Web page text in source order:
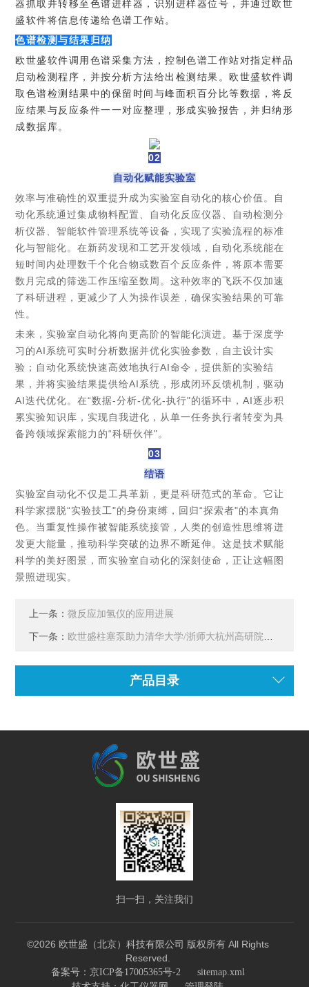
器抓取并转移至色谱进样器，识别进样器位号，并通过欧世
盛软件将信息传递给色谱工作站。
色谱检测与结果归纳
欧世盛软件调用色谱采集方法，控制色谱工作站对指定样品
启动检测程序，并按分析方法给出检测结果。欧世盛软件调
取色谱检测结果中的保留时间与峰面积百分比等数据，将反
应结果与反应条件一一对应整理，形成实验报告，并归纳形
成数据库。
02
自动化赋能实验室
效率与准确性的双重提升成为实验室自动化的核心价值。自
动化系统通过集成物料配置、自动化反应仪器、自动检测分
析仪器、智能软件管理系统等设备，实现了实验流程的标准
化与智能化。在新药发现和工艺开发领域，自动化系统能在
短时间内处理数千个化合物或数百个反应条件，将原本需要
数月完成的筛选工作压缩至数周。这种效率的飞跃不仅加速
了科研进程，更减少了人为操作误差，确保实验结果的可靠
性。
未来，实验室自动化将向更高阶的智能化演进。基于深度学
习的AI系统可实时分析数据并优化实验参数，自主设计实
验；自动化系统快速高效地执行AI命令，提供新的实验结
果，并将实验结果提供给AI系统，形成闭环反馈机制，驱动
AI迭代优化。在“数据-分析-优化-执行"的循环中，AI逐步积
累实验知识库，实现自我进化，从单一任务执行者转变为具
备跨领域探索能力的“科研伙伴"。
03
结语
实验室自动化不仅是工具革新，更是科研范式的革命。它让
科学家摆脱“实验技工"的身份束缚，回归“探索者"的本真角
色。当重复性操作被智能系统接管，人类的创造性思维将迸
发更大能量，推动科学突破的边界不断延伸。这是技术赋能
科学的美好图景，而实验室自动化的深刻使命，正让这幅图
景照进现实。
上一条：微反应加氢仪的应用进展
下一条： 欧世盛柱塞泵助力清华大学/浙师大杭州高研院腈加氢连续流研究
产品目录
扫一扫，关注我们
©2026 欧世盛（北京）科技有限公司 版权所有 All Rights
Reserved.
备案号：京ICP备17005365号-2 sitemap.xml